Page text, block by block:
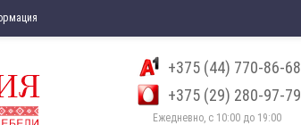
+375 (44) 770-86-68
+375 (29) 280-97-79
Ежедневно, с 10:00 до 19:00